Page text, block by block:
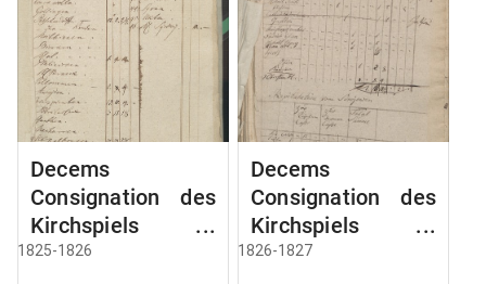
Decems
Consignation des
Kirchspiels
Aveyden
1825-1826
Decems
Consignation des
Kirchspiels
Aveyden
1826-1827